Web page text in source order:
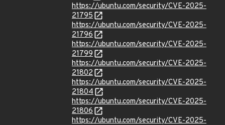
https://ubuntu.com/security/CVE-2025-
21795
https://ubuntu.com/security/CVE-2025-
21796
https://ubuntu.com/security/CVE-2025-
21799
https://ubuntu.com/security/CVE-2025-
21802
https://ubuntu.com/security/CVE-2025-
21804
https://ubuntu.com/security/CVE-2025-
21806
https://ubuntu.com/security/CVE-2025-